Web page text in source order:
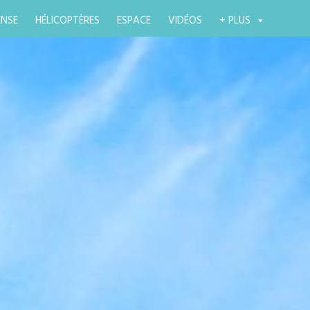
HÉLICOPTÈRES ESPACE VIDÉOS + PLUS